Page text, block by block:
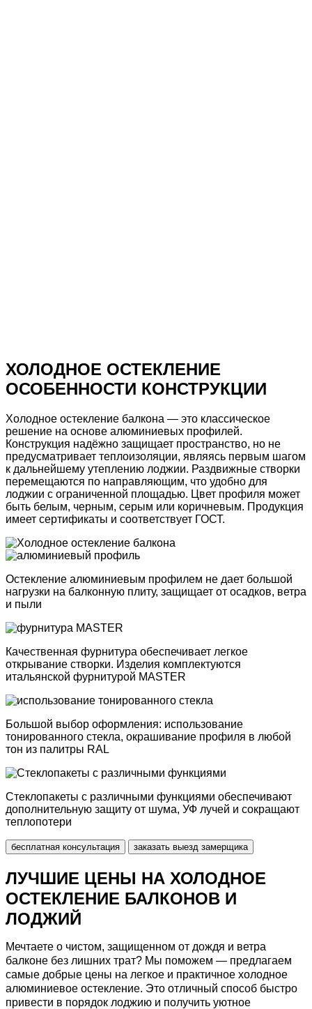
ХОЛОДНОЕ ОСТЕКЛЕНИЕ
ОСОБЕННОСТИ КОНСТРУКЦИИ
Холодное остекление балкона — это классическое
решение на основе алюминиевых профилей.
Конструкция надёжно защищает пространство, но не
предусматривает теплоизоляции, являясь первым шагом
к дальнейшему утеплению лоджии. Раздвижные створки
перемещаются по направляющим, что удобно для
лоджии с ограниченной площадью. Цвет профиля может
быть белым, черным, серым или коричневым. Продукция
имеет сертификаты и соответствует ГОСТ.
Остекление алюминиевым профилем не дает большой
нагрузки на балконную плиту, защищает от осадков, ветра
и пыли
Качественная фурнитура обеспечивает легкое
открывание створки. Изделия комплектуются
итальянской фурнитурой MASTER
Большой выбор оформления: использование
тонированного стекла, окрашивание профиля в любой
тон из палитры RAL
Стеклопакеты с различными функциями обеспечивают
дополнительную защиту от шума, УФ лучей и сокращают
теплопотери
бесплатная консультация заказать выезд замерщика
ЛУЧШИЕ ЦЕНЫ НА ХОЛОДНОЕ
ОСТЕКЛЕНИЕ БАЛКОНОВ И
ЛОДЖИЙ
Мечтаете о чистом, защищенном от дождя и ветра
балконе без лишних трат? Мы поможем — предлагаем
самые добрые цены на легкое и практичное холодное
алюминиевое остекление. Это отличный способ быстро
привести в порядок лоджию и получить уютное